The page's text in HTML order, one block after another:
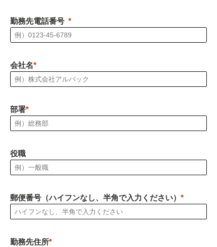
勤務先電話番号
会社名
部署
役職
郵便番号（ハイフンなし、半角で入力ください）
勤務先住所